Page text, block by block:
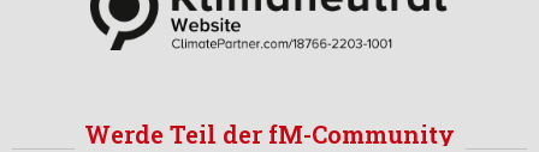
Werde Teil der fM-Community